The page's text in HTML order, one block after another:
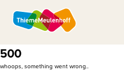
500
whoops, something went wrong..